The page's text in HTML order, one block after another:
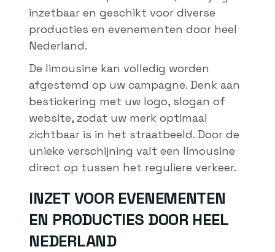
inzetbaar en geschikt voor diverse
producties en evenementen door heel
Nederland.
De limousine kan volledig worden
afgestemd op uw campagne. Denk aan
bestickering met uw logo, slogan of
website, zodat uw merk optimaal
zichtbaar is in het straatbeeld. Door de
unieke verschijning valt een limousine
direct op tussen het reguliere verkeer.
INZET VOOR EVENEMENTEN
EN PRODUCTIES DOOR HEEL
NEDERLAND